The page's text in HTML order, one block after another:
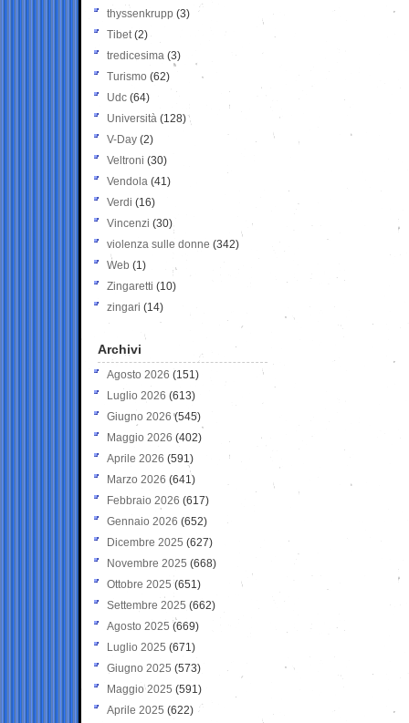
thyssenkrupp (3)
Tibet(2)
tredicesima (3)
Turismo (62)
Udc (64)
Università (128)
V-Day (2)
Veltroni (30)
Vendola (41)
Verdi (16)
Vincenzi (30)
violenza sulle donne (342)
Web (1)
Zingaretti (10)
zingari (14)
Archivi
Agosto 2026 (151)
Luglio 2026 (613)
Giugno 2026 (545)
Maggio 2026 (402)
Aprile 2026 (591)
Marzo 2026 (641)
Febbraio 2026 (617)
Gennaio 2026 (652)
Dicembre 2025 (627)
Novembre 2025 (668)
Ottobre 2025 (651)
Settembre 2025 (662)
Agosto 2025 (669)
Luglio 2025 (671)
Giugno 2025 (573)
Maggio 2025 (591)
Aprile 2025 (622)